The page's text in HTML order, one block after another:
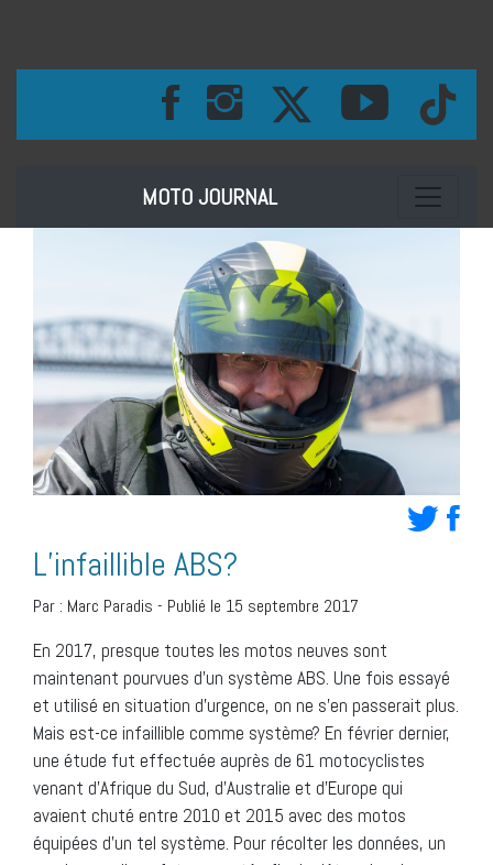
MOTO JOURNAL Toggle
L’infaillible ABS?
Par : Marc Paradis - Publié le 15 septembre 2017
En 2017, presque toutes les motos neuves sont
maintenant pourvues d’un système ABS. Une fois essayé
et utilisé en situation d’urgence, on ne s’en passerait plus.
Mais est-ce infaillible comme système? En février dernier,
une étude fut effectuée auprès de 61 motocyclistes
venant d’Afrique du Sud, d’Australie et d’Europe qui
avaient chuté entre 2010 et 2015 avec des motos
équipées d’un tel système. Pour récolter les données, un